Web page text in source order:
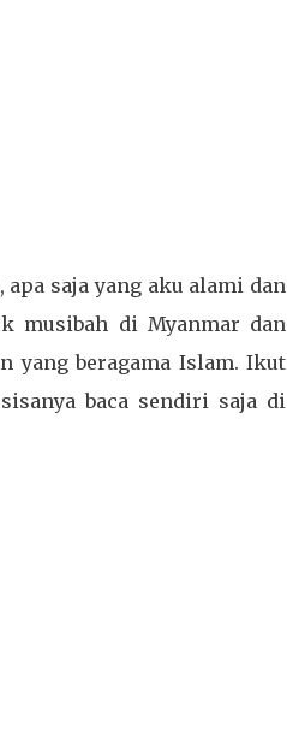
saja yang aku alami dan
musibah di Myanmar dan
yang beragama Islam. Ikut
baca sendiri saja di